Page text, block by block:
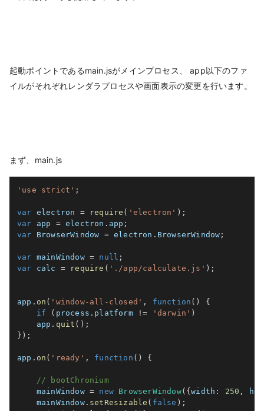
起動ポイントであるmain.jsがメインプロセス、 app以下のファ
イルがそれぞれレンダラプロセスや画面表示の変更を行います。
まず、main.js
'use strict' ;
var electron = require ( 'electron' ) ;
var app = electron . app ;
var BrowserWindow = electron . BrowserWindow ;
var mainWindow = null ;
var calc = require ( './app/calculate.js' ) ;
app . on ( 'window-all-closed' , function ( )
{
if
( process . platform != 'darwin' )
    app
. quit ( ) ;
} ) ;
app . on ( 'ready' , function ( ) {
// bootChronium
    mainWindow
= new BrowserWindow( {width : 250 ,
    mainWindow
. setResizable ( false ) ;